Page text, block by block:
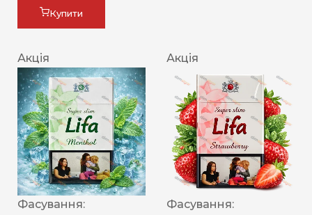
Купити
Акція
Фасування:
Акція
Фасування: